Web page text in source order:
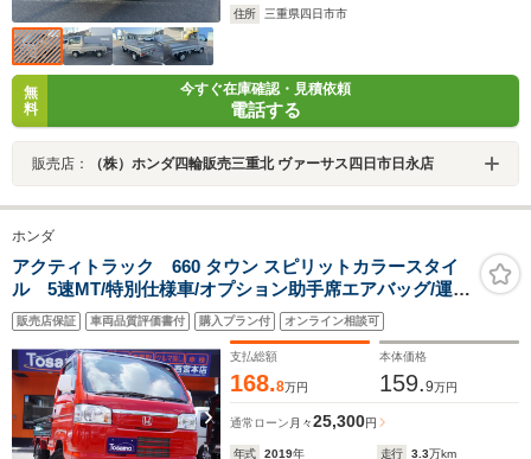
住所
三重県四日市市
無
料
今すぐ在庫確認・見積依頼
電話する
販売店： （株）ホンダ四輪販売三重北 ヴァーサス四日市日永店
ホンダ
アクティトラック 660 タウン スピリットカラースタイ
ル 5速MT/特別仕様車/オプション助手席エアバッグ/運転
席エアバッグ/ABS/エアコン/パワステ/パワーウィンドウ/
キーレスキー/ETC
販売店保証 車両品質評価書付 購入プラン付 オンライン相談可
支払総額
168.8万円
本体価格
159.9万円
通常ローン 月々25,300円
年式 2019年 走行 3.3万km